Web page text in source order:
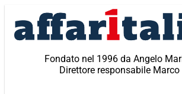
contenuto
Fondato nel 1996 da Angelo
Direttore responsabile